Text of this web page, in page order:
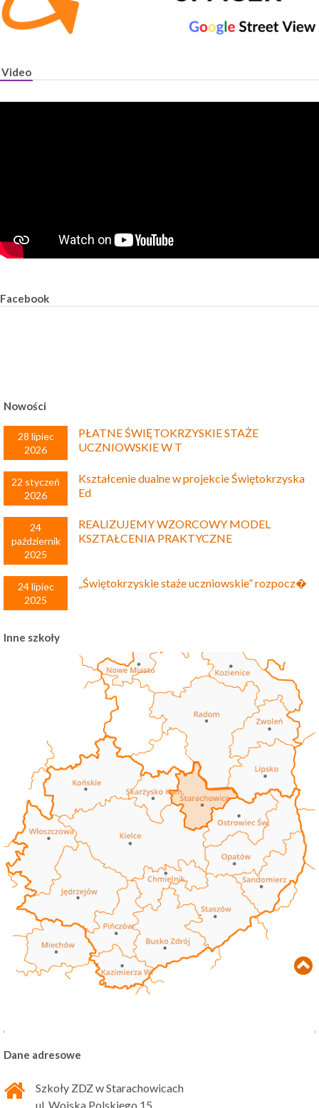
Video
Facebook
Nowości
28 lipiec
2026
PŁATNE ŚWIĘTOKRZYSKIE STAŻE
UCZNIOWSKIE W T
22 styczeń
2026
Kształcenie dualne w projekcie Świętokrzyska
Ed
24
październik
2025
REALIZUJEMY WZORCOWY MODEL
KSZTAŁCENIA PRAKTYCZNE
24 lipiec
2025
„Świętokrzyskie staże uczniowskie” rozpocz�
Inne szkoły
Dane adresowe
Szkoły ZDZ w Starachowicach
ul. Wojska Polskiego 15